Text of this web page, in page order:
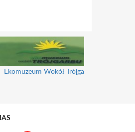
Ekomuzeum Wokół Trójgarbu